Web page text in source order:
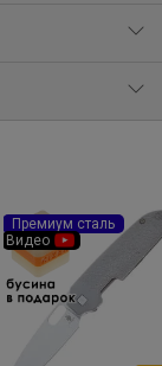
Премиум сталь
Видео